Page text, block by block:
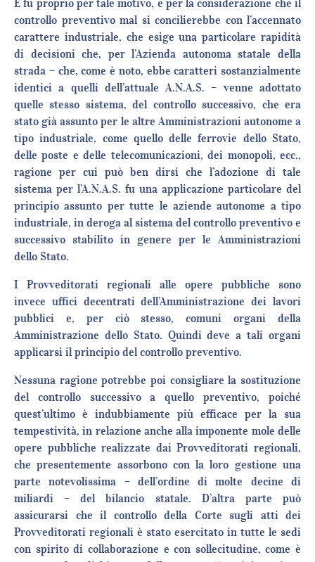
E fu proprio per tale motivo, e per la considerazione che il
controllo preventivo mal si concilierebbe con l’accennato
carattere industriale, che esige una particolare rapidità
di decisioni che, per l’Azienda autonoma statale della
strada – che, come è noto, ebbe caratteri sostanzialmente
identici a quelli dell’attuale A.N.A.S. – venne adottato
quelle stesso sistema, del controllo successivo, che era
stato già assunto per le altre Amministrazioni autonome a
tipo industriale, come quello delle ferrovie dello Stato,
delle poste e delle telecomunicazioni, dei monopoli, ecc.,
ragione per cui può ben dirsi che l’adozione di tale
sistema per l’A.N.A.S. fu una applicazione particolare del
principio assunto per tutte le aziende autonome a tipo
industriale, in deroga al sistema del controllo preventivo e
successivo stabilito in genere per le Amministrazioni
dello Stato.
I Provveditorati regionali alle opere pubbliche sono
invece uffici decentrati dell’Amministrazione dei lavori
pubblici e, per ciò stesso, comuni organi della
Amministrazione dello Stato. Quindi deve a tali organi
applicarsi il principio del controllo preventivo.
Nessuna ragione potrebbe poi consigliare la sostituzione
del controllo successivo a quello preventivo, poiché
quest’ultimo è indubbiamente più efficace per la sua
tempestività, in relazione anche alla imponente mole delle
opere pubbliche realizzate dai Provveditorati regionali,
che presentemente assorbono con la loro gestione una
parte notevolissima – dell’ordine di molte decine di
miliardi – del bilancio statale. D’altra parte può
assicurarsi che il controllo della Corte sugli atti dei
Provveditorati regionali è stato esercitato in tutte le sedi
con spirito di collaborazione e con sollecitudine, come è